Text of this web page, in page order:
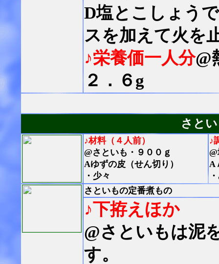
D塩とこしょう
スを加えて火を
♪栄養価一人分@
２．６g
さと
♪材料（４人前）
@さといも・９００ｇ
Aゆずの皮（せん切り）
・少々
♪
A
さといもの定番煮もの
♪下拵えほか
@さといもは泥
す。